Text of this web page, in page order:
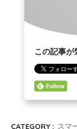
この記事が
CATEGORY : スマ